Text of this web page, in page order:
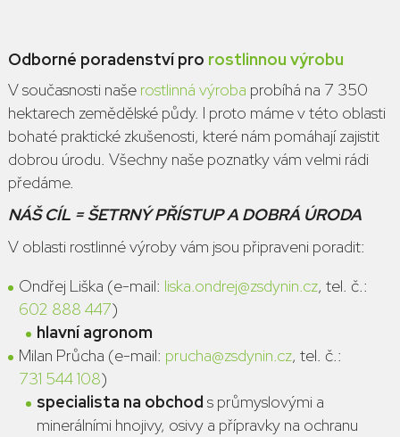
Odborné poradenství pro rostlinnou výrobu
V současnosti naše rostlinná výroba probíhá na 7 350
hektarech zemědělské půdy. I proto máme v této oblasti
bohaté praktické zkušenosti, které nám pomáhají zajistit
dobrou úrodu. Všechny naše poznatky vám velmi rádi
předáme.
NÁŠ CÍL = ŠETRNÝ PŘÍSTUP A DOBRÁ ÚRODA
V oblasti rostlinné výroby vám jsou připraveni poradit:
Ondřej Liška (e-mail: liska.ondrej@zsdynin.cz, tel. č.:
602 888 447)
hlavní agronom
Milan Průcha (e-mail: prucha@zsdynin.cz, tel. č.:
731 544 108)
specialista na obchod s průmyslovými a
minerálními hnojivy, osivy a přípravky na ochranu